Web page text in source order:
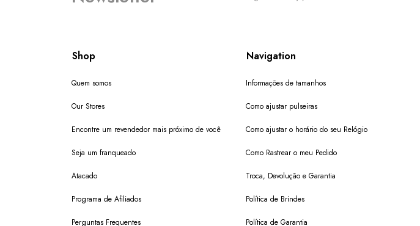
Shop
Quem somos
Our Stores
Encontre um revendedor mais próximo de você
Seja um franqueado
Atacado
Programa de Afiliados
Perguntas Frequentes
Navigation
Informações de tamanhos
Como ajustar pulseiras
Como ajustar o horário do seu Relógio
Como Rastrear o meu Pedido
Troca, Devolução e Garantia
Política de Brindes
Política de Garantia